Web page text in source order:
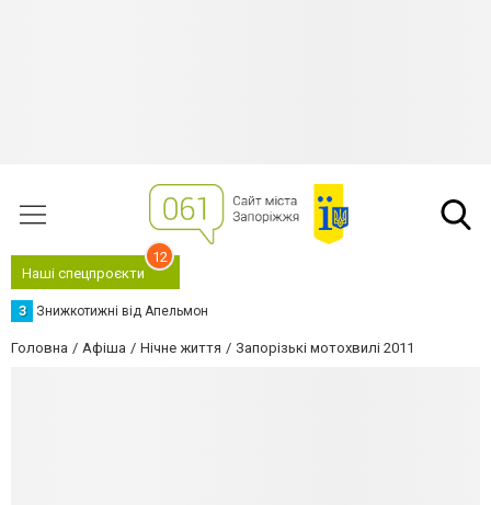
Наші спецпроєкти
12
З Знижкотижні від Апельмон
Головна Афіша Нічне життя Запорізькі мотохвилі 2011